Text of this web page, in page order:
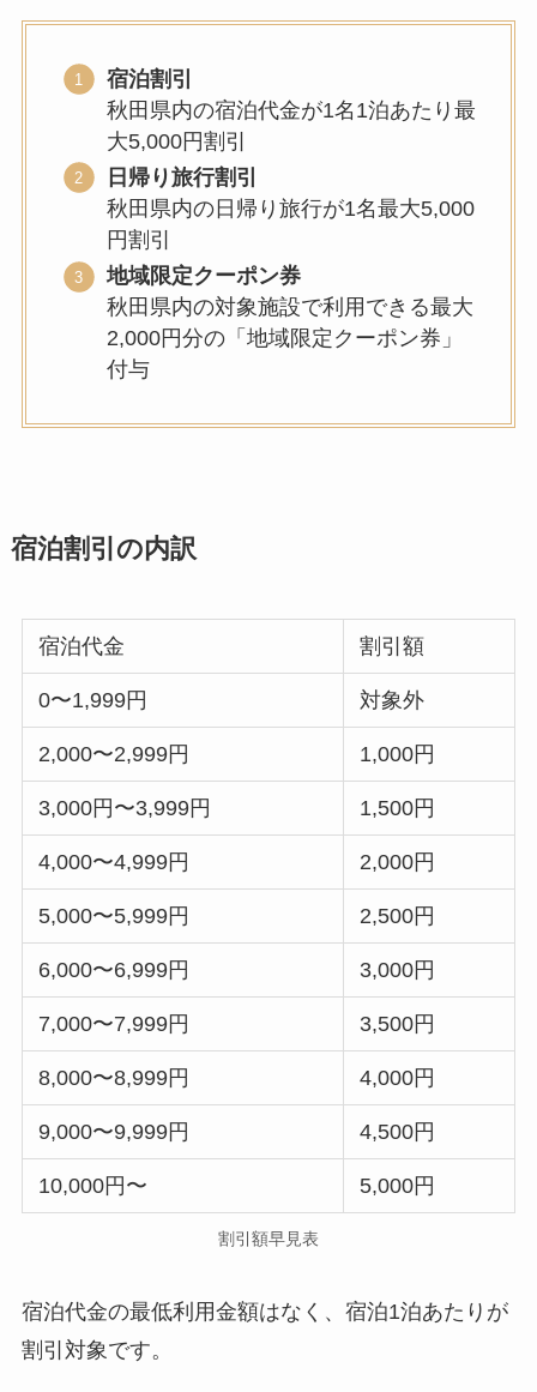
宿泊割引
秋田県内の宿泊代金が1名1泊あたり最
大5,000円割引
日帰り旅行割引
秋田県内の日帰り旅行が1名最大5,000
円割引
地域限定クーポン券
秋田県内の対象施設で利用できる最大
2,000円分の「地域限定クーポン券」
付与
宿泊割引の内訳
宿泊代金 割引額
0〜1,999円 対象外
2,000〜2,999円 1,000円
3,000円〜3,999円 1,500円
4,000〜4,999円 2,000円
5,000〜5,999円 2,500円
6,000〜6,999円 3,000円
7,000〜7,999円 3,500円
8,000〜8,999円 4,000円
9,000〜9,999円 4,500円
10,000円〜 5,000円
割引額早見表
宿泊代金の最低利用金額はなく、宿泊1泊あたりが
割引対象です。